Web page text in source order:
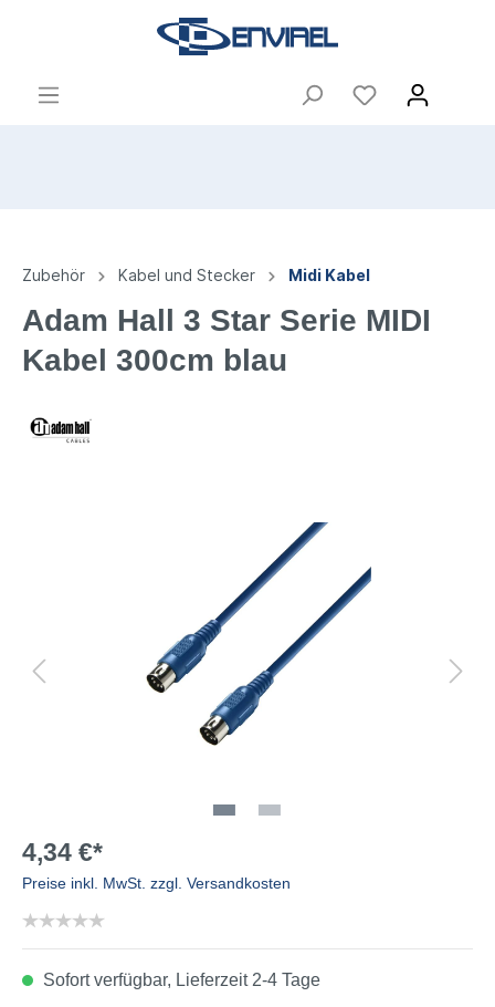
Zubehör Kabel und Stecker Midi Kabel
Adam Hall 3 Star Serie MIDI
Kabel 300cm blau
4,34 €*
Preise inkl. MwSt. zzgl. Versandkosten
Sofort verfügbar, Lieferzeit 2-4 Tage